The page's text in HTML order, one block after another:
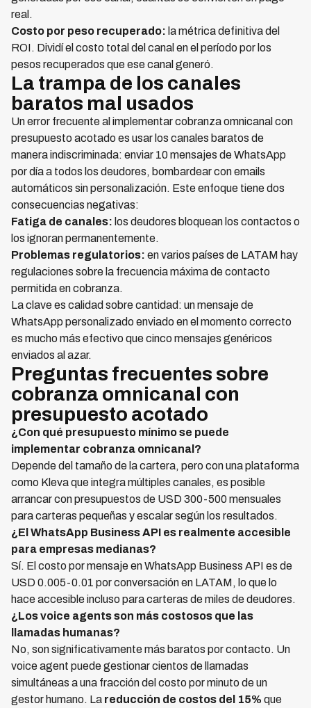
real.
Costo por peso recuperado: la métrica definitiva del
ROI. Dividí el costo total del canal en el período por los
pesos recuperados que ese canal generó.
La trampa de los canales
baratos mal usados
Un error frecuente al implementar cobranza omnicanal con
presupuesto acotado es usar los canales baratos de
manera indiscriminada: enviar 10 mensajes de WhatsApp
por día a todos los deudores, bombardear con emails
automáticos sin personalización. Este enfoque tiene dos
consecuencias negativas:
Fatiga de canales: los deudores bloquean los contactos o
los ignoran permanentemente.
Problemas regulatorios: en varios países de LATAM hay
regulaciones sobre la frecuencia máxima de contacto
permitida en cobranza.
La clave es calidad sobre cantidad: un mensaje de
WhatsApp personalizado enviado en el momento correcto
es mucho más efectivo que cinco mensajes genéricos
enviados al azar.
Preguntas frecuentes sobre
cobranza omnicanal con
presupuesto acotado
¿Con qué presupuesto mínimo se puede
implementar cobranza omnicanal?
Depende del tamaño de la cartera, pero con una plataforma
como Kleva que integra múltiples canales, es posible
arrancar con presupuestos de USD 300-500 mensuales
para carteras pequeñas y escalar según los resultados.
¿El WhatsApp Business API es realmente accesible
para empresas medianas?
Sí. El costo por mensaje en WhatsApp Business API es de
USD 0.005-0.01 por conversación en LATAM, lo que lo
hace accesible incluso para carteras de miles de deudores.
¿Los voice agents son más costosos que las
llamadas humanas?
No, son significativamente más baratos por contacto. Un
voice agent puede gestionar cientos de llamadas
simultáneas a una fracción del costo por minuto de un
gestor humano. La reducción de costos del 15% que